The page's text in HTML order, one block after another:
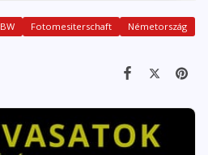
BW Fotomesiterschaft
Németország